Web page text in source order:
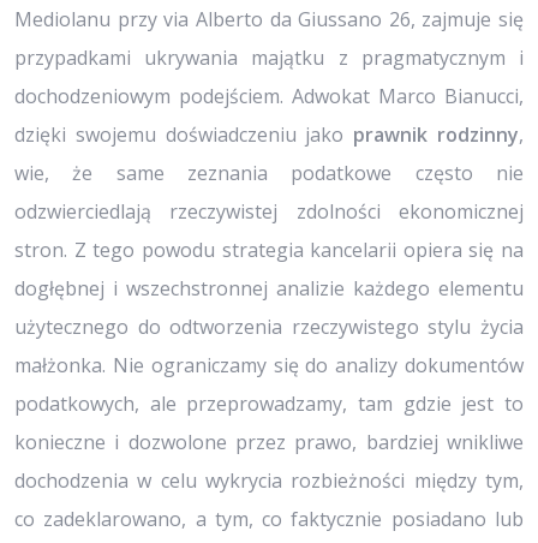
Mediolanu przy via Alberto da Giussano 26, zajmuje się
przypadkami ukrywania majątku z pragmatycznym i
dochodzeniowym podejściem. Adwokat Marco Bianucci,
dzięki swojemu doświadczeniu jako prawnik rodzinny,
wie, że same zeznania podatkowe często nie
odzwierciedlają rzeczywistej zdolności ekonomicznej
stron. Z tego powodu strategia kancelarii opiera się na
dogłębnej i wszechstronnej analizie każdego elementu
użytecznego do odtworzenia rzeczywistego stylu życia
małżonka. Nie ograniczamy się do analizy dokumentów
podatkowych, ale przeprowadzamy, tam gdzie jest to
konieczne i dozwolone przez prawo, bardziej wnikliwe
dochodzenia w celu wykrycia rozbieżności między tym,
co zadeklarowano, a tym, co faktycznie posiadano lub